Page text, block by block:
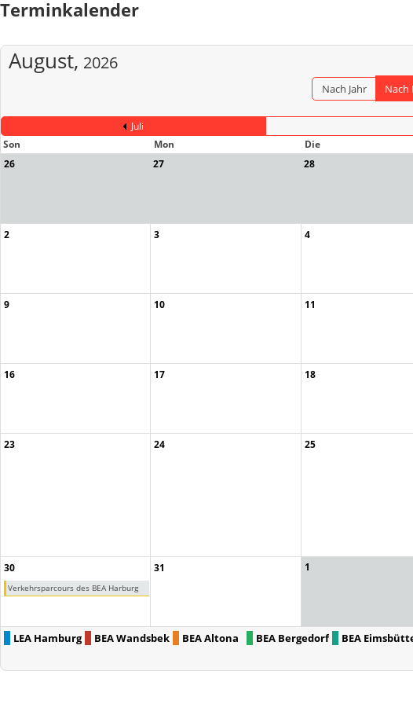
Terminkalender
August, 2026
Nach Jahr Nach
Juli
Son
Mon Die
26
27 28
2 3 4
9 10 11
16 17 18
23 24 25
30
Verkehrsparcours des BEA Harburg
31 1
LEA Hamburg BEA Wandsbek BEA Altona BEA Bergedorf BEA